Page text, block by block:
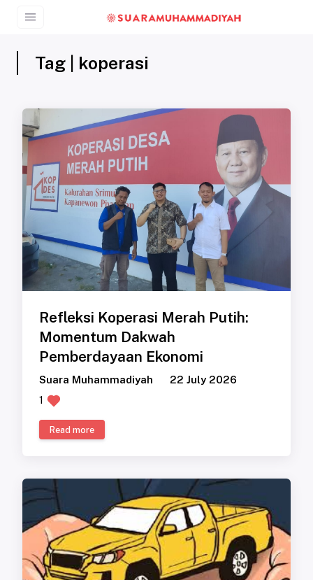
Tag | koperasi
Refleksi Koperasi Merah Putih:
Momentum Dakwah
Pemberdayaan Ekonomi
Suara Muhammadiyah
22 July 2026
1
Read more